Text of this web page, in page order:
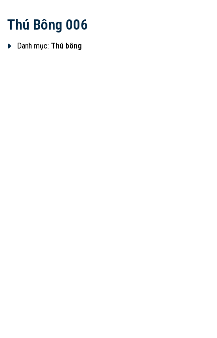
Thú Bông 006
Danh mục: Thú bông